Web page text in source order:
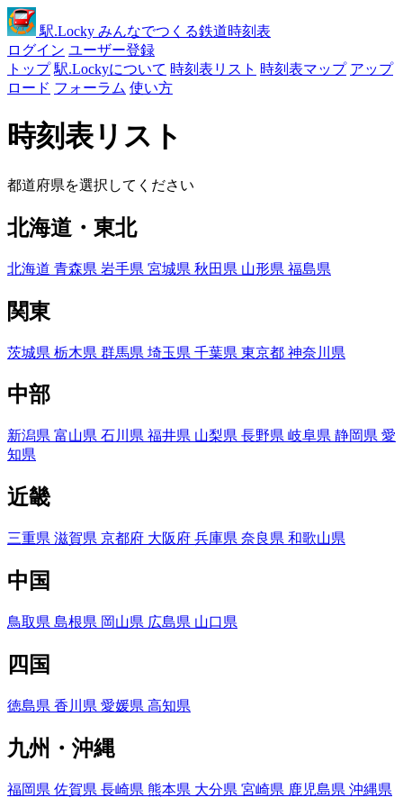
駅.Locky みんなでつくる鉄道時刻表
ログイン ユーザー登録
トップ 駅.Lockyについて 時刻表リスト 時刻表マップ アップ
ロード フォーラム 使い方
時刻表リスト
都道府県を選択してください
北海道・東北
北海道 青森県 岩手県 宮城県 秋田県 山形県 福島県
関東
茨城県 栃木県 群馬県 埼玉県 千葉県 東京都 神奈川県
中部
新潟県 富山県 石川県 福井県 山梨県 長野県 岐阜県 静岡県 愛
知県
近畿
三重県 滋賀県 京都府 大阪府 兵庫県 奈良県 和歌山県
中国
鳥取県 島根県 岡山県 広島県 山口県
四国
徳島県 香川県 愛媛県 高知県
九州・沖縄
福岡県 佐賀県 長崎県 熊本県 大分県 宮崎県 鹿児島県 沖縄県